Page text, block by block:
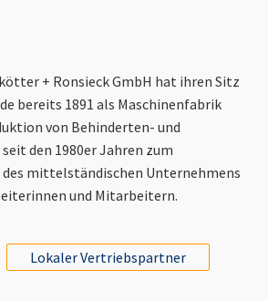
+ Ronsieck GmbH hat ihren Sitz
bereits 1891 als Maschinenfabrik
von Behinderten- und
den 1980er Jahren zum
mittelständischen Unternehmens
und Mitarbeitern.
Lokaler Vertriebspartner